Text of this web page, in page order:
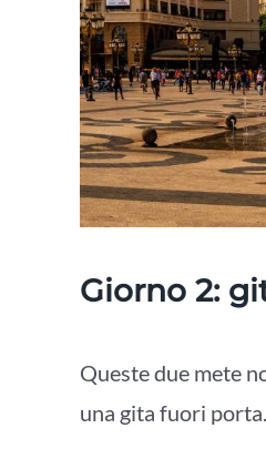
Giorno 2:
Queste due mete
una gita fuori porta.